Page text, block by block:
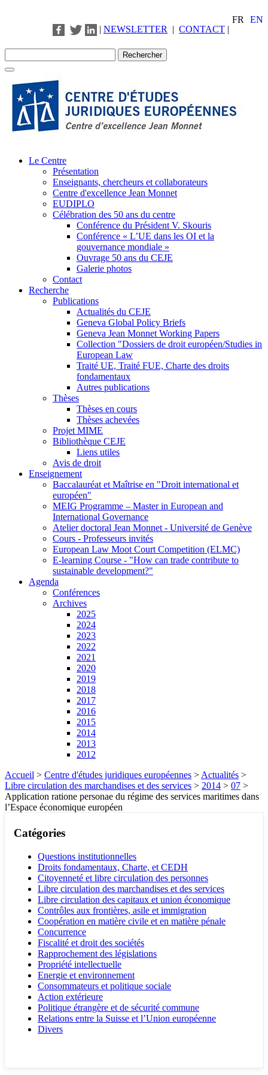
FR
EN
| NEWSLETTER | CONTACT |
Le Centre
Présentation
Enseignants, chercheurs et collaborateurs
Centre d'excellence Jean Monnet
EUDIPLO
Célébration des 50 ans du centre
Conférence du Président V. Skouris
Conférence « L’UE dans les OI et la
gouvernance mondiale »
Ouvrage 50 ans du CEJE
Galerie photos
Contact
Recherche
Publications
Actualités du CEJE
Geneva Global Policy Briefs
Geneva Jean Monnet Working Papers
Collection "Dossiers de droit européen/Studies in
European Law
Traité UE, Traité FUE, Charte des droits
fondamentaux
Autres publications
Thèses
Thèses en cours
Thèses achevées
Projet MIME
Bibliothèque CEJE
Liens utiles
Avis de droit
Enseignement
Baccalauréat et Maîtrise en "Droit international et
européen"
MEIG Programme – Master in European and
International Governance
Atelier doctoral Jean Monnet - Université de Genève
Cours - Professeurs invités
European Law Moot Court Competition (ELMC)
E-learning Course - "How can trade contribute to
sustainable development?"
Agenda
Conférences
Archives
2025
2024
2023
2022
2021
2020
2019
2018
2017
2016
2015
2014
2013
2012
Accueil > Centre d'études juridiques européennes > Actualités >
Libre circulation des marchandises et des services > 2014 > 07 >
Application ratione personae du régime des services maritimes dans
l’Espace économique européen
Catégories
Questions institutionnelles
Droits fondamentaux, Charte, et CEDH
Citoyenneté et libre circulation des personnes
Libre circulation des marchandises et des services
Libre circulation des capitaux et union économique
Contrôles aux frontières, asile et immigration
Coopération en matière civile et en matière pénale
Concurrence
Fiscalité et droit des sociétés
Rapprochement des législations
Propriété intellectuelle
Energie et environnement
Consommateurs et politique sociale
Action extérieure
Politique étrangère et de sécurité commune
Relations entre la Suisse et l’Union européenne
Divers